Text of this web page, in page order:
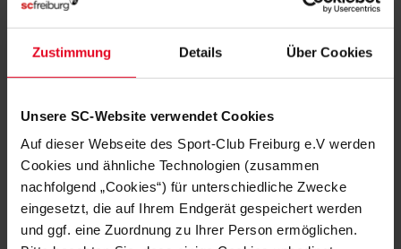
Zustimmung Details Über Cookies
Unsere SC-Website verwendet Cookies
Auf dieser Webseite des Sport-Club Freiburg e.V werden
Cookies und ähnliche Technologien (zusammen
nachfolgend „Cookies“) für unterschiedliche Zwecke
eingesetzt, die auf Ihrem Endgerät gespeichert werden
und ggf. eine Zuordnung zu Ihrer Person ermöglichen.
Pressekonferenz 14.12.2020